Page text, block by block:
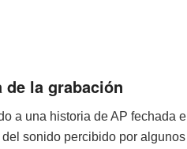
de la grabación
a una historia de AP fechada
sonido percibido por